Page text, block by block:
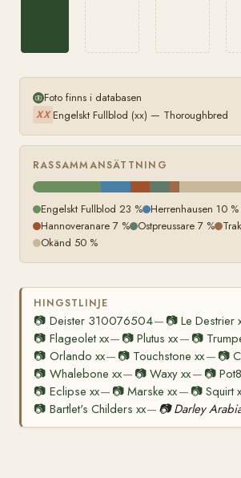
Foto finns i databasen
XX Engelskt Fullblod (xx) — Thoroughbred
RASSAMMANSÄTTNING
Engelskt Fullblod 23 % Herrenhausen 10 %
Hannoveranare 7 % Ostpreussare 7 %
Okänd 50 %
HINGSTLINJE
📷 Deister 310076504— 📷Le Destrier
📷 Flageolet xx— 📷Plutus xx— 📷
📷 Orlando xx— 📷 Touchstone xx— 📷
📷 Whalebone xx— 📷Waxy xx— 📷
📷 Eclipse xx— 📷Marske xx— 📷 Squirt
📷 Bartlet's Childers xx— 📷 Darley